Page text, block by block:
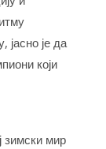
јасно је да
који
зимски мир